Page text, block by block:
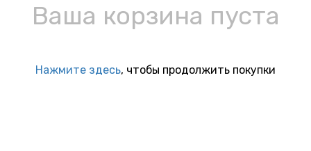
Ваша корзина пуста
Нажмите здесь, чтобы продолжить покупки